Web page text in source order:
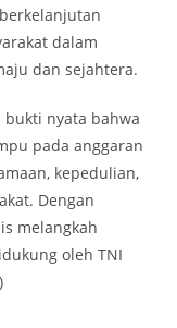
dalam
dan sejahtera.
nyata bahwa
pada anggaran
kepedulian,
Dengan
melangkah
oleh TNI